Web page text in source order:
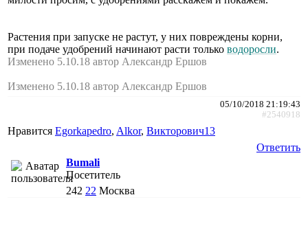
Растения при запуске не растут, у них повреждены корни,
при подаче удобрений начинают расти только водоросли.
Изменено 5.10.18 автор Александр Ершов
Изменено 5.10.18 автор Александр Ершов
05/10/2018 21:19:43
#2540918
Нравится Egorkapedro, Alkor, Викторович13
Ответить
Bumali
Посетитель
242 22 Москва